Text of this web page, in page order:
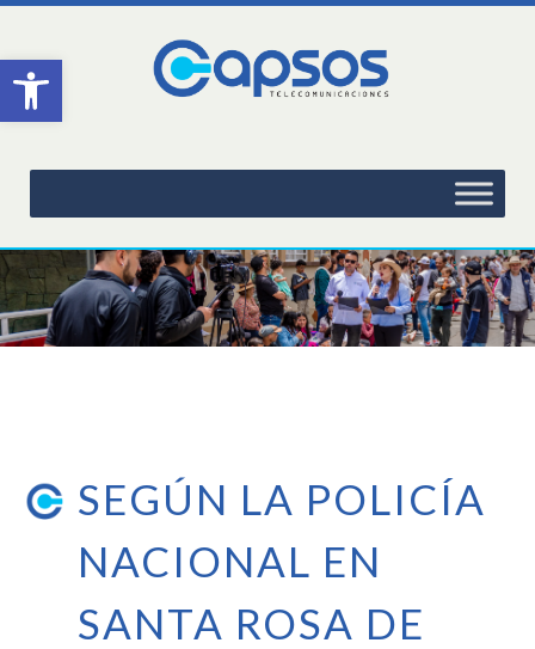
Abrir barra de herramientas
SEGÚN LA POLICÍA
NACIONAL EN
SANTA ROSA DE